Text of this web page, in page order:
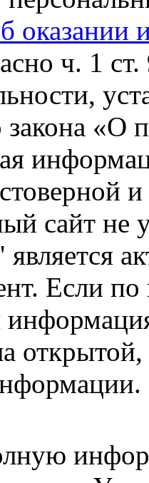
оказании
ч. 1
закона «О
сайт не
Если
открытой,